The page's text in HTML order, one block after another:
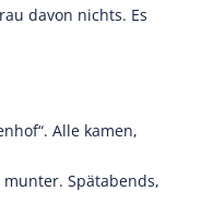
davon nichts. Es
Alle kamen,
Spätabends,